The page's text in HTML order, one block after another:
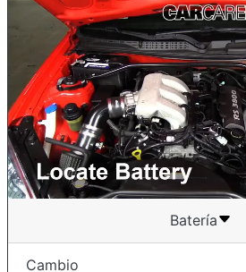
Batería
Cambio